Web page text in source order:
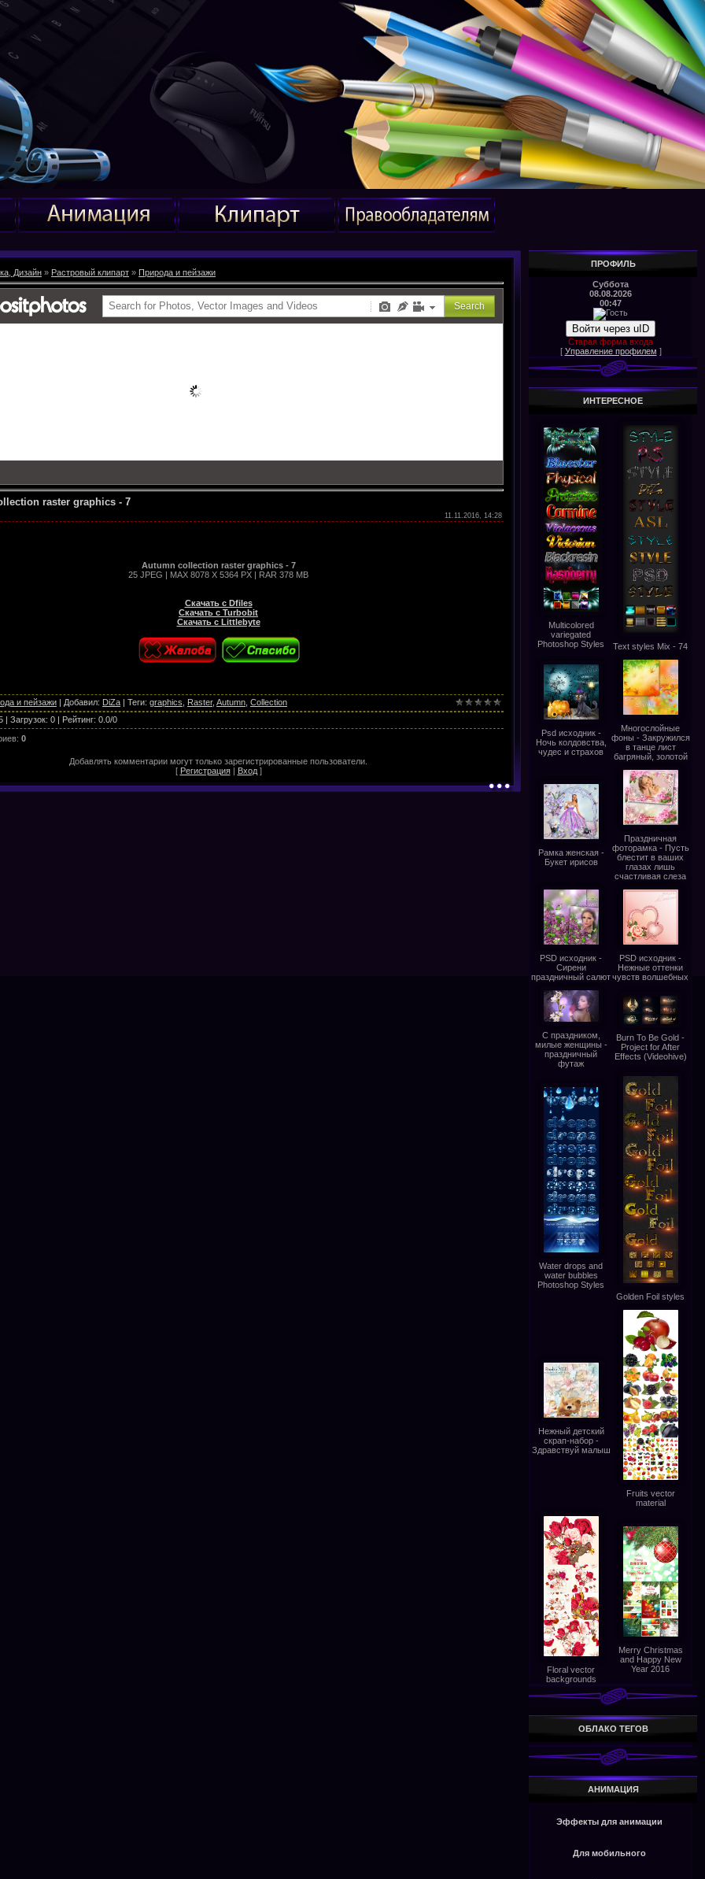
Дизайн » Растровый клипарт » Природа и пейзажи
raster graphics - 7
11.11.2016, 14:28
Autumn collection raster graphics - 7
25 JPEG | MAX 8078 X 5364 PX | RAR 378 MB
Скачать с Dfiles
Скачать с Turbobit
Скачать с Littlebyte
и пейзажи | Добавил: DiZa | Теги: graphics Raster, Autumn Collection
| Загрузок: 0 | Рейтинг: 0.0/0
: 0
Добавлять комментарии могут только зарегистрированные пользователи.
[ Регистрация| Вход]
ПРОФИЛЬ
Суббота
08.08.2026
00:47
Войти через uID
Старая форма входа
[ Управление профилем ]
ИНТЕРЕСНОЕ
Multicolored
variegated
Photoshop Styles
Text styles Mix - 74
Psd исходник -
Ночь колдовства,
чудес и страхов
Многослойные
фоны - Закружился
в танце лист
багряный, золотой
Рамка женская -
Букет ирисов
Праздничная
фоторамка - Пусть
блестит в ваших
глазах лишь
счастливая слеза
PSD исходник -
Сирени
праздничный салют
PSD исходник -
Нежные оттенки
чувств волшебных
С праздником,
милые женщины -
праздничный
футаж
Burn To Be Gold -
Project for After
Effects (Videohive)
Water drops and
water bubbles
Photoshop Styles
Golden Foil styles
Нежный детский
скрап-набор -
Здравствуй малыш
Fruits vector
material
Floral vector
backgrounds
Merry Christmas
and Happy New
Year 2016
ОБЛАКО ТЕГОВ
АНИМАЦИЯ
Эффекты для анимации
Для мобильного